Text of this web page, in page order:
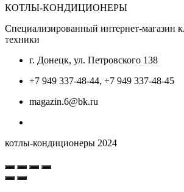
КОТЛЫ-КОНДИЦИОНЕРЫ
Специализированный интернет-магазин
техники
г. Донецк, ул. Петровского 138
+7 949 337-48-44, +7 949 337-48-45
magazin.6@bk.ru
котлы-кондиционеры 2024